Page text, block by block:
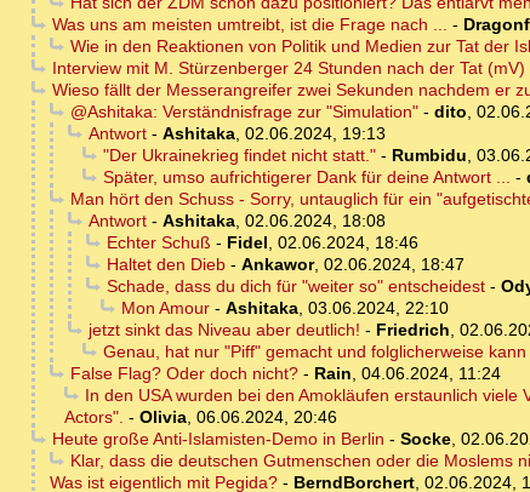
Was uns am meisten umtreibt, ist die Frage nach ... -
Wie in den Reaktionen von Politik und Medien zur Tat der
Interview mit M. Stürzenberger 24 Stunden nach der Tat (mV)
Wieso fällt der Messerangreifer zwei Sekunden nachdem er
@Ashitaka: Verständnisfrage zur "Simulation"- dito,
Antwort- Ashitaka, 02.06.2024, 19:13
"Der Ukrainekrieg findet nicht statt."- Rumbidu,
Später, umso aufrichtigerer Dank für deine Antwort ... -
Man hört den Schuss - Sorry, untauglich für ein
Antwort- Ashitaka, 02.06.2024, 18:08
Echter Schuß - Fidel, 02.06.2024, 18:46
Haltet den Dieb- Ankawor, 02.06.2024, 18:47
Schade, dass du dich für "weiter so" entscheidest-
Mon Amour- Ashitaka, 03.06.2024, 22:10
jetzt sinkt das Niveau aber deutlich! - Friedrich,
Genau, hat nur "Piff" gemacht und folglicherweise
False Flag? Oder doch nicht?- Rain, 04.06.2024, 11:24
In den USA wurden bei den Amokläufen erstaunlich
Actors". - Olivia, 06.06.2024, 20:46
Heute große Anti-Islamisten-Demo in Berlin - Socke,
Klar, dass die deutschen Gutmenschen oder die Moslems
Was ist eigentlich mit Pegida? - BerndBorchert, 02.06.2024,